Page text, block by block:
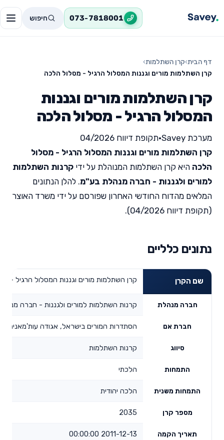
073-7818001 חיפוש
דף הבית›קרן השתלמות›
קרן השתלמות מורים וגננות המסלול הרגיל - מסלול הלכה
קרן השתלמות מורים וגננות
המסלול הרגיל - מסלול הלכה
מערכת Savey •תקופת דיווח 04/2026
קרן השתלמות מורים וגננות המסלול הרגיל - מסלול
הלכה היא קרן השתלמות המנוהלת על ידי קרנות השתלמות
למורים ולגננות - חברה מנהלת בע"מ. להלן הנתונים
המלאים מהדוח החודשי האחרון שפורסם על ידי משרד האוצר
(תקופת דיווח 04/2026).
נתונים כלליים
שם הקרן קרן השתלמות מורים וגננות המסלול הרגיל -
חברה מנהלת קרנות השתלמות למורים ולגננות - חברה
חברת אם הסתדרות המורים בישראל, אגודה עות'מאנית
סיווג קרנות השתלמות
התמחות הלכתי
התמחות משנית הלכה יהודית
מספר קרן 2035
תאריך הקמה 2011-12-13 00:00:00